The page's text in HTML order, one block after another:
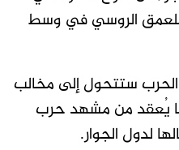
للعمق الروسي في وسط
إنّ أطراف الحرب ستتحول إلى مخالب
يُعقد من مشهد حرب
لدول الجوار.